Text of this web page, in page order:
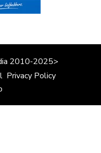
2010-2025>
Privacy Policy